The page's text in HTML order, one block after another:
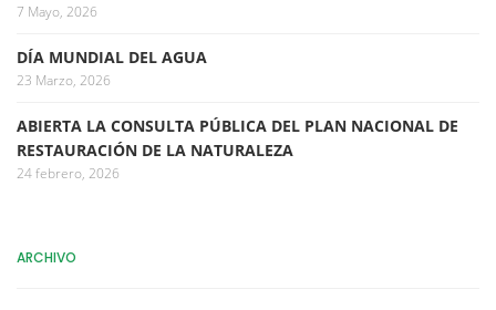
7 Mayo, 2026
DÍA MUNDIAL DEL AGUA
23 Marzo, 2026
ABIERTA LA CONSULTA PÚBLICA DEL PLAN NACIONAL DE
RESTAURACIÓN DE LA NATURALEZA
24 febrero, 2026
ARCHIVO